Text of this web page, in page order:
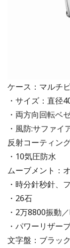
ケース：マルチ
・サイズ：直径
・両方向回転ベ
・風防:サファ
反射コーティン
・10気圧防水
ムーブメント：
・時分針秒針、
・26石
・2万8800振動
・パワーリザー
文字盤：ブラッ